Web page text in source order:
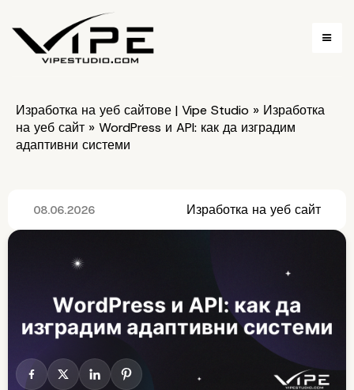
Изработка на уеб сайтове | Vipe Studio » Изработка
на уеб сайт » WordPress и API: как да изградим
адаптивни системи
08.06.2026 Изработка на уеб сайт